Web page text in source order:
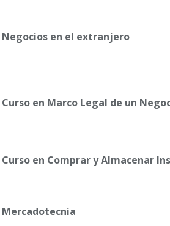
Negocios en el extranjero
Curso en Marco Legal de un
Curso en Comprar y Almacenar
Mercadotecnia